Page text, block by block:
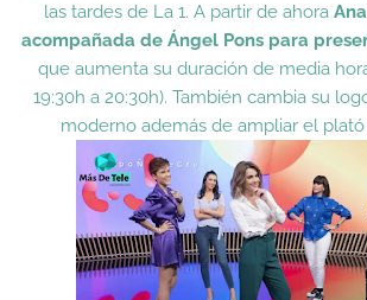
las tardes de La 1. A partir de ahora
acompañada de Ángel Pons para
que aumenta su duración de media
19:30h a 20:30h). También cambia su
moderno además de ampliar el